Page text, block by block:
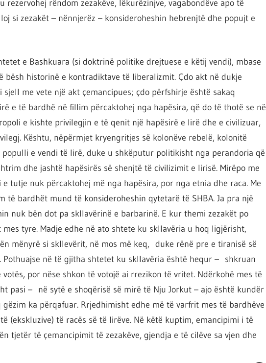
rezervohej rëndom zezakëve, lëkurëzinjve, vagabondëve apo të
si zezakët – nënnjerëz – konsideroheshin hebrenjtë dhe popujt e
e Bashkuara (si doktrinë politike drejtuese e këtij vendi), mbase
bësh historinë e kontradiktave të liberalizmit. Çdo akt në dukje
me vete një akt çemancipues; çdo përfshirje është sakaq
e të bardhë në fillim përcaktohej nga hapësira, që do të thotë se në
e kishte privilegjin e të qenit një hapësirë e lirë dhe e civilizuar,
Kështu, nëpërmjet kryengritjes së kolonëve rebelë, kolonitë
e vendi të lirë, duke u shkëputur politikisht nga perandoria që
dhe jashtë hapësirës së shenjtë të civilizimit e lirisë. Mirëpo me
tutje nuk përcaktohej më nga hapësira, por nga etnia dhe raca. Me
të bardhët mund të konsideroheshin qytetarë të SHBA. Ja pra një
nuk bën dot pa skllavërinë e barbarinë. E kur themi zezakët po
tyre. Madje edhe në ato shtete ku skllavëria u hoq ligjërisht,
mënyrë si skllevërit, në mos më keq, duke rënë pre e tiranisë së
Pothuajse në të gjitha shtetet ku skllavëria është hequr – shkruan
por nëse shkon të votojë ai rrezikon të vritet. Ndërkohë mes të
pasi – në sytë e shoqërisë së mirë të Nju Jorkut – ajo është kundër
ka përqafuar. Rrjedhimisht edhe më të varfrit mes të bardhëve
(ekskluzive) të racës së të lirëve. Në këtë kuptim, emancipimi i të
tjetër të çemancipimit të zezakëve, gjendja e të cilëve sa vjen dhe